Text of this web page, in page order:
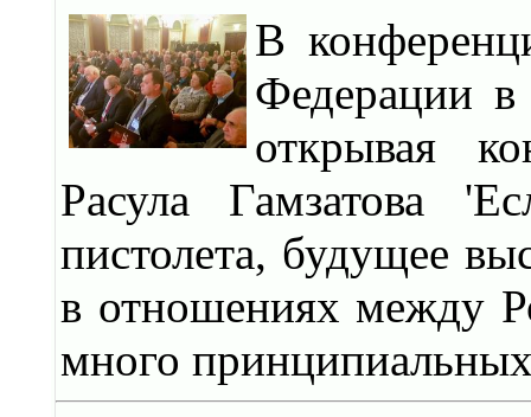
В
Федерации
открывая
Расула Гамзатова
пистолета, будущее
в отношениях между
много